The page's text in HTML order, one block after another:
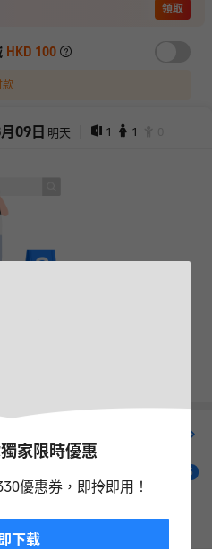
家限時優惠
優惠券，即拎即用！
下载
領取
HKD 100
月 09 日 明天 1 1
5
便利。房間雖然不大但佈局合
，熱水來得很快，早餐和健身房
時